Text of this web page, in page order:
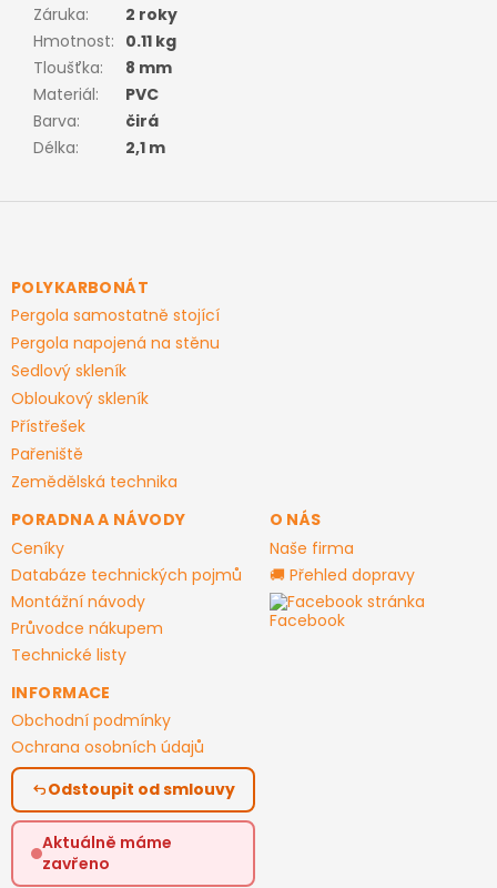
Záruka:
2 roky
Hmotnost: 0.11 kg
Tloušťka:
8 mm
Materiál:
PVC
Barva:
čirá
Délka: 2,1 m
Z
aPOLYKARBONÁT
Pergola samostatně stojící
Pergola napojená na stěnu
Sedlový skleník
Obloukový skleník
Přístřešek
Pařeniště
Zemědělská technika
PORADNA A NÁVODY
Ceníky
Databáze technických pojmů
Montážní návody
Průvodce nákupem
Technické listy
O NÁS
Naše firma
🚚 Přehled dopravy
Facebook stránka
INFORMACE
Obchodní podmínky
Ochrana osobních údajů
Odstoupit od smlouvy
Aktuálně máme
zavřeno